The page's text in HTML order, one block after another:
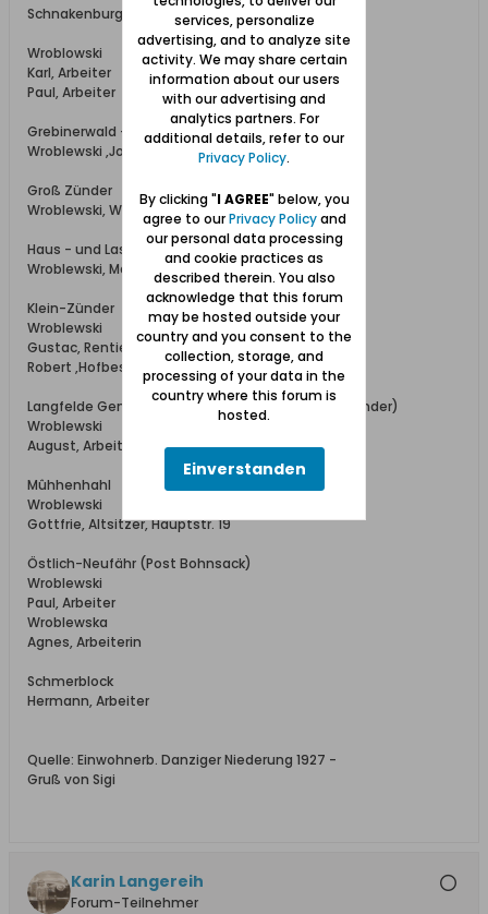
Schnakenburg
Wroblowski
Karl, Arbeiter
Paul, Arbeiter
Grebinerwald - Gut ( Post Trutenau)
Wroblewski ,Johanna, Rentnrn
Groß Zünder
Wroblewski, Wilhelm, Landwirt
Haus - und Laschkenkampe (Post Stutthof)
Wroblewski, Max, Arbeiter
Klein-Zünder
Wroblewski
Gustac, Rentier
Robert ,Hofbesitzer
Langfelde Gemeinde mit Wachtbude (Post Gr. Zünder)
Wroblewski
August, Arbeiter
Mûhhenhahl
Wroblewski
Gottfrie, Altsitzer, Hauptstr. 19
Östlich-Neufähr (Post Bohnsack)
Wroblewski
Paul, Arbeiter
Wroblewska
Agnes, Arbeiterin
Schmerblock
Hermann, Arbeiter
Quelle: Einwohnerb. Danziger Niederung 1927 -
Gruß von Sigi
Karin Langereih
Forum-Teilnehmer
services, personalize
advertising, and to analyze site
activity. We may share certain
information about our users
with our advertising and
analytics partners. For
additional details, refer to our
Privacy Policy.
By clicking "I AGREE" below, you
agree to ourPrivacy Policyand
our personal data processing
and cookie practices as
described therein. You also
acknowledge that this forum
may be hosted outside your
country and you consent to the
collection, storage, and
processing of your data in the
country where this forum is
hosted.
Einverstanden